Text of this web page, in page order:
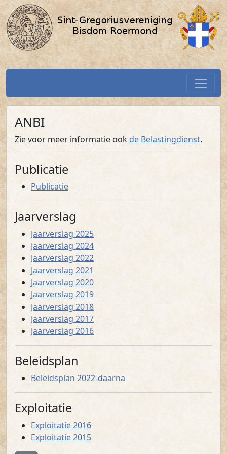
Spring naar hoofdtekst
ANBI / SGV-Roermond.nl
ANBI
Zie voor meer informatie ookde Belastingdienst.
Publicatie
Publicatie
Jaarverslag
Jaarverslag 2025(PDF)
Jaarverslag 2024(PDF)
Jaarverslag 2022
Jaarverslag 2021
Jaarverslag 2020(PDF)
Jaarverslag 2019(PDF)
Jaarverslag 2018(PDF)
Jaarverslag 2017(PDF)
Jaarverslag 2016(PDF)
Beleidsplan
Beleidsplan 2022-daarna
Exploitatie
Exploitatie 2016(PDF)
Exploitatie 2015